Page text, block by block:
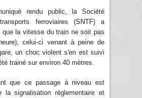
rendu public, la Société
ferroviaires (SNTF) a
que la vitesse du train ne soit pas
celui-ci venant à peine de
un choc violent s'en est suivi
trainé sur environ 40 mètres.
que ce passage à niveau est
la signalisation réglementaire et